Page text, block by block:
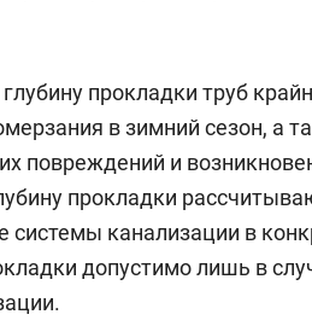
прокладки труб
в зимний сезон, а
повреждений и
прокладки
канализации в
допустимо лишь в
когда человек не считает
свою сверхнагрузку